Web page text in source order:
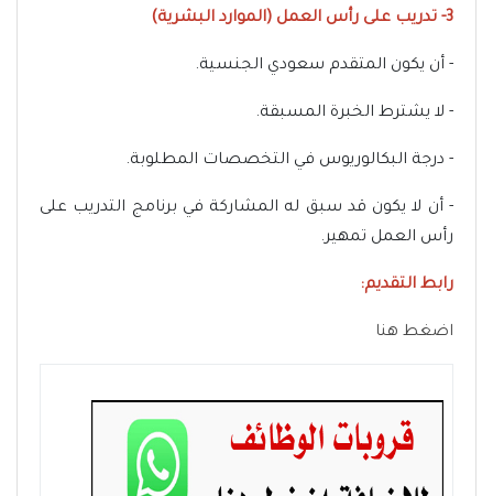
3- تدريب على رأس العمل (الموارد البشرية)
- أن يكون المتقدم سعودي الجنسية.
- لا يشترط الخبرة المسبقة.
- درجة البكالوريوس في التخصصات المطلوبة.
- أن لا يكون قد سبق له المشاركة في برنامج التدريب على
رأس العمل تمهير.
رابط التقديم:
اضغط هنا